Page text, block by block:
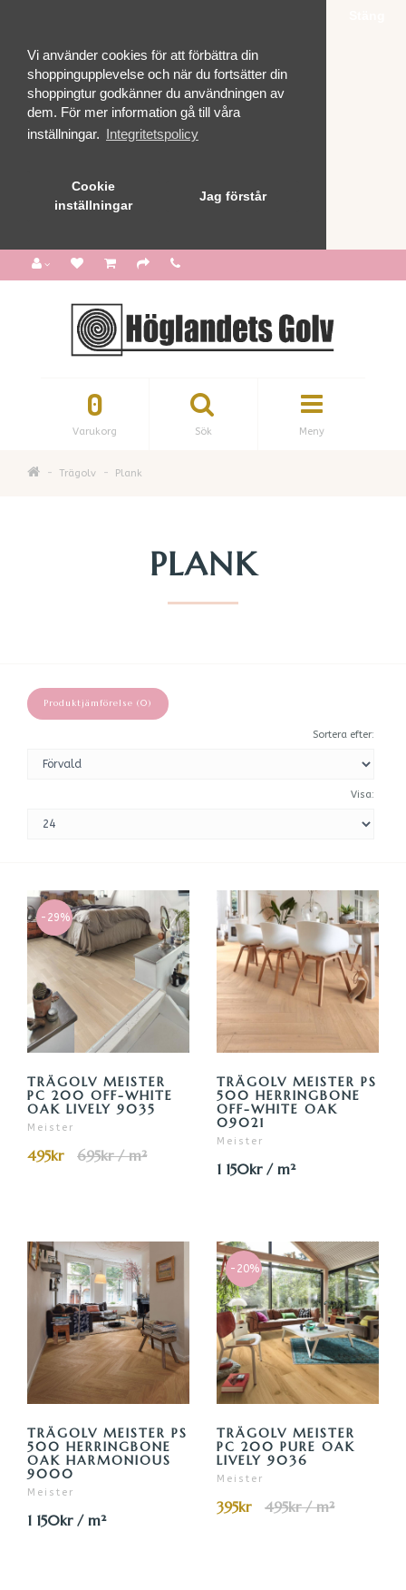
Vi använder cookies för att förbättra din
shoppingupplevelse och när du fortsätter din
shoppingtur godkänner du användningen av
dem. För mer information gå till våra
inställningar. Integritetspolicy
Cookie
inställningar
Jag förstår
Meny
Sök
0
Varukorg
Trägolv Plank
PLANK
Produktjämförelse (0)
Sortera efter:
Visa:
-29%
TRÄGOLV MEISTER
PC 200 OFF-WHITE
OAK LIVELY 9035
Meister
495kr 695kr / m²
TRÄGOLV MEISTER PS
500 HERRINGBONE
OFF-WHITE OAK
09021
Meister
1 150kr / m²
TRÄGOLV MEISTER PS
500 HERRINGBONE
OAK HARMONIOUS
9000
Meister
1 150kr / m²
-20%
TRÄGOLV MEISTER
PC 200 PURE OAK
LIVELY 9036
Meister
395kr 495kr / m²